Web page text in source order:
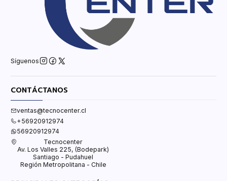
Síguenos
CONTÁCTANOS
ventas@tecnocenter.cl
+56920912974
56920912974
Tecnocenter
Av. Los Valles 225, (Bodepark)
Santiago - Pudahuel
Región Metropolitana - Chile